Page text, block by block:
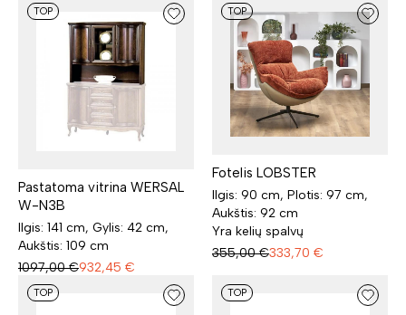
TOP
Pastatoma vitrina WERSAL
W-N3B
Ilgis: 141 cm, Gylis: 42 cm,
Aukštis: 109 cm
1097,00 €932,45 €
TOP
Fotelis LOBSTER
Ilgis: 90 cm, Plotis: 97 cm,
Aukštis: 92 cm
Yra kelių spalvų
355,00 €333,70 €
TOP TOP